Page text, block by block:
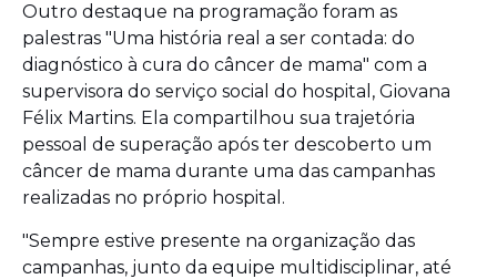
Outro destaque na programação foram as
palestras "Uma história real a ser contada: do
diagnóstico à cura do câncer de mama" com a
supervisora do serviço social do hospital, Giovana
Félix Martins. Ela compartilhou sua trajetória
pessoal de superação após ter descoberto um
câncer de mama durante uma das campanhas
realizadas no próprio hospital.
"Sempre estive presente na organização das
campanhas, junto da equipe multidisciplinar, até